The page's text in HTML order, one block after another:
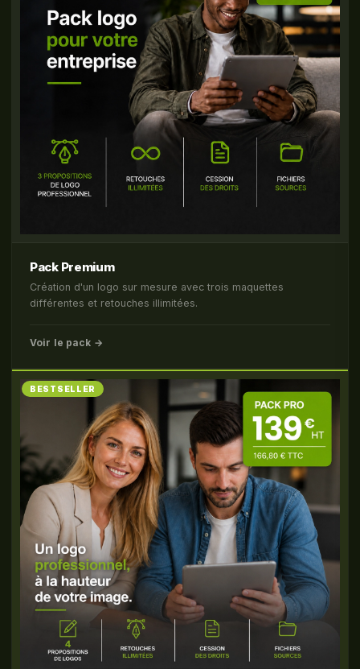
Pack Premium
Création d'un logo sur mesure avec trois maquettes
différentes et retouches illimitées.
Voir le pack →
BESTSELLER